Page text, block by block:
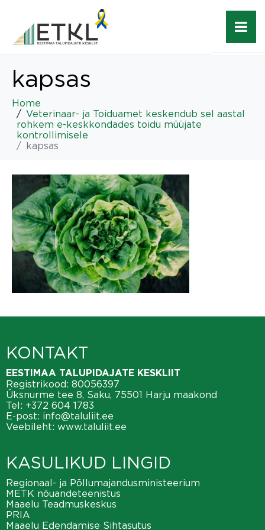
kapsas
Home
Veterinaar- ja Toiduamet keskendub sel aastal
rohkem e-keskkondades toidu müüjate
kontrollimisele
kapsas
KONTAKT
EESTIMAA TALUPIDAJATE KESKLIIT
Registrikood: 80056397
Üksnurme tee 8, Saku, 75501 Harju maakond
Tel: +372 604 1783
E-post: info@taluliit.ee
Veebileht: www.taluliit.ee
KASULIKUD LINGID
Regionaal- ja Põllumajandusministeerium
METK nõuandeteenistus
Maaelu Teadmuskeskus
PRIA
Maaelu Edendamise Sihtasutus